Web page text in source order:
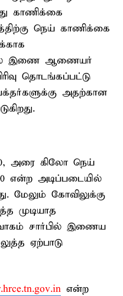
காணிக்கை
நெய் காணிக்கை
இணை ஆணையர்
தொடங்கப்பட்டு
அதற்கான
அரை கிலோ நெய்
என்ற அடிப்படையில்
மேலும் கோவிலுக்கு
முடியாத
சார்பில் இணைய
ஏற்பாடு
என்ற